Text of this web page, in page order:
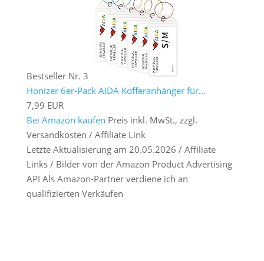
Bestseller Nr. 3
Honizer 6er-Pack AIDA Kofferanhänger für...
7,99 EUR
Bei Amazon kaufen Preis inkl. MwSt., zzgl.
Versandkosten / Affiliate Link
Letzte Aktualisierung am 20.05.2026 / Affiliate
Links / Bilder von der Amazon Product Advertising
API Als Amazon-Partner verdiene ich an
qualifizierten Verkäufen